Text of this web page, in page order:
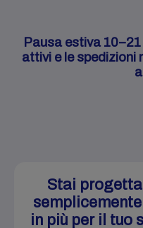
Pausa estiva
attivi e le spedizioni
Stai
in più per il tuo